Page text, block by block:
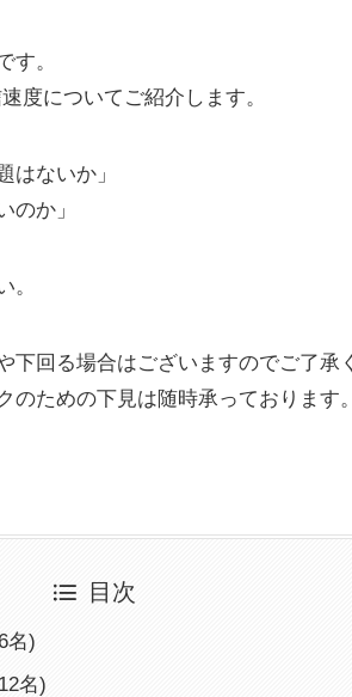
す。
度についてご紹介します。
はないか」
のか」
。
回る場合はございますのでご了承
ための下見は随時承っております。
目次
名)
名)